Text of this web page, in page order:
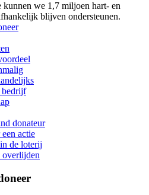
we 1,7 miljoen hart- en
blijven ondersteunen.
bedrijf
donateur
actie
de loterij
overlijden